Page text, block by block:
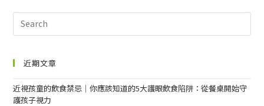
近期文章
近視孩童的飲食禁忌｜你應該知道的5大護眼飲食陷阱：從餐桌開始守
護孩子視力